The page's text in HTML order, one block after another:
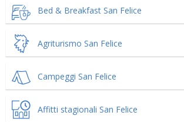
Bed & Breakfast San Felice
Agriturismo San Felice
Campeggi San Felice
Affitti stagionali San Felice